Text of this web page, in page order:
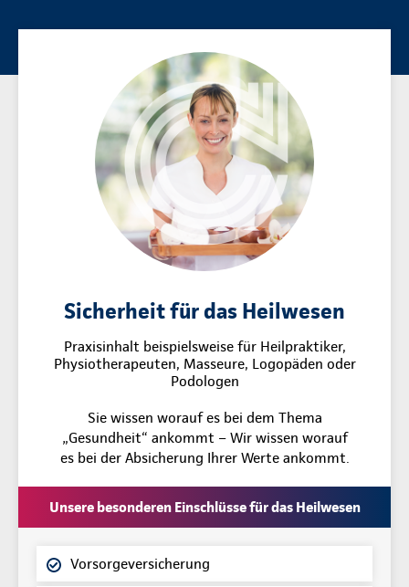
Sicherheit für das Heilwesen
Praxisinhalt beispielsweise für Heilpraktiker,
Physiotherapeuten, Masseure, Logopäden oder
Podologen
Sie wissen worauf es bei dem Thema
„Gesundheit“ ankommt – Wir wissen worauf
es bei der Absicherung Ihrer Werte ankommt.
Unsere besonderen Einschlüsse für das Heilwesen
Vorsorgeversicherung